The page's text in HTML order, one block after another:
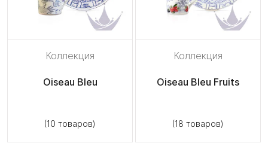
Коллекция
Oiseau Bleu
(10 товаров)
Коллекция
Oiseau Bleu Fruits
(18 товаров)